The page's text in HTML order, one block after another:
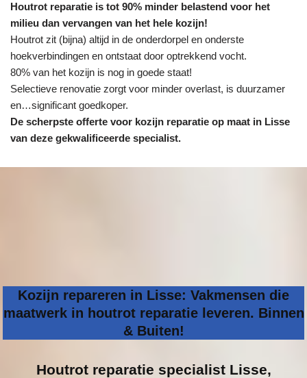
Houtrot reparatie is tot 90% minder belastend voor het
milieu dan vervangen van het hele kozijn!
Houtrot zit (bijna) altijd in de onderdorpel en onderste
hoekverbindingen en ontstaat door optrekkend vocht.
80% van het kozijn is nog in goede staat!
Selectieve renovatie zorgt voor minder overlast, is duurzamer
en…significant goedkoper.
De scherpste offerte voor kozijn reparatie op maat in Lisse
van deze gekwalificeerde specialist.
Kozijn repareren in Lisse: Vakmensen die
maatwerk in houtrot reparatie leveren. Binnen
& Buiten!
Houtrot reparatie specialistLisse,